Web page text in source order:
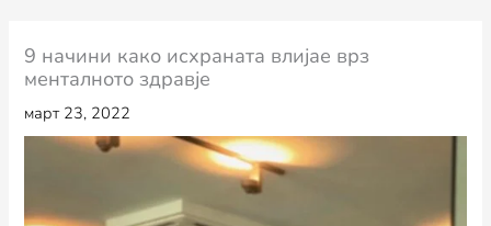
9 начини како исхраната влијае врз
менталното здравје
март 23, 2022